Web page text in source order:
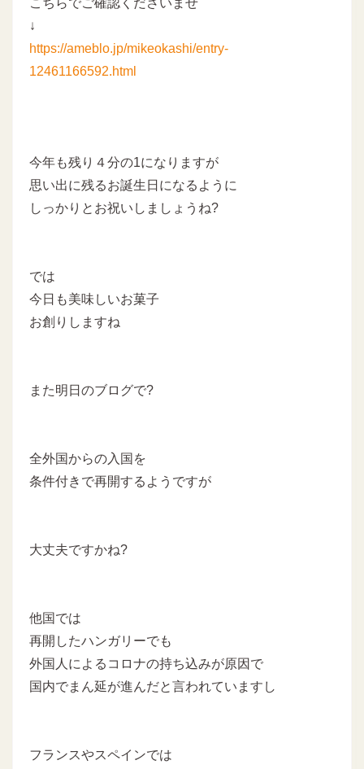
↓
https://ameblo.jp/mikeokashi/entry-
12461166592.html
今年も残り４分の1になりますが
思い出に残るお誕生日になるように
しっかりとお祝いしましょうね?
では
今日も美味しいお菓子
お創りしますね
また明日のブログで?
全外国からの入国を
条件付きで再開するようですが
大丈夫ですかね?
他国では
再開したハンガリーでも
外国人によるコロナの持ち込みが原因で
国内でまん延が進んだと言われていますし
フランスやスペインでは